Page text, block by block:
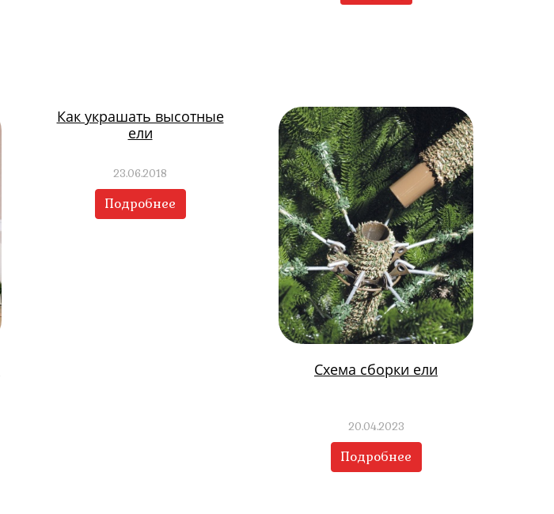
Как украшать высотные
ели
23.06.2018
Подробнее
Схема сборки ели
20.04.2023
Подробнее